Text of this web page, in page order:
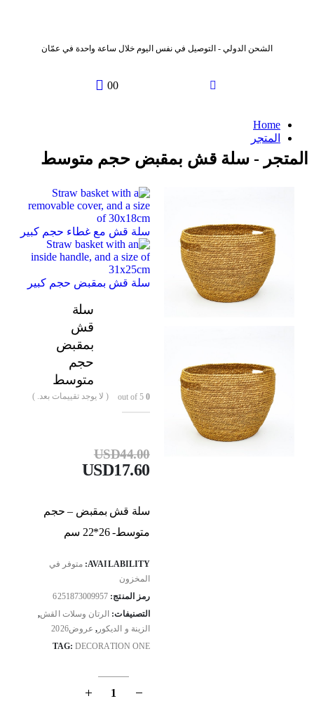
الشحن الدولي - التوصيل في نفس اليوم خلال ساعة واحدة في عمّان
00
Home
المتجر
المتجر - سلة قش بمقبض حجم متوسط
سلة قش مع غطاء حجم كبير
سلة قش بمقبض حجم كبير
سلة
قش
بمقبض
حجم
متوسط
0 ( لا يوجد تقييمات بعد. )
USD44.00
USD17.60
سلة قش بمقبض – حجم
متوسط- 26*22 سم
AVAILABILITY: متوفر في
المخزون
رمز المنتج: 6251873009957
التصنيفات: الرتان وسلات القش,
الزينة و الديكور , عروض2026
TAG:DECORATION ONE